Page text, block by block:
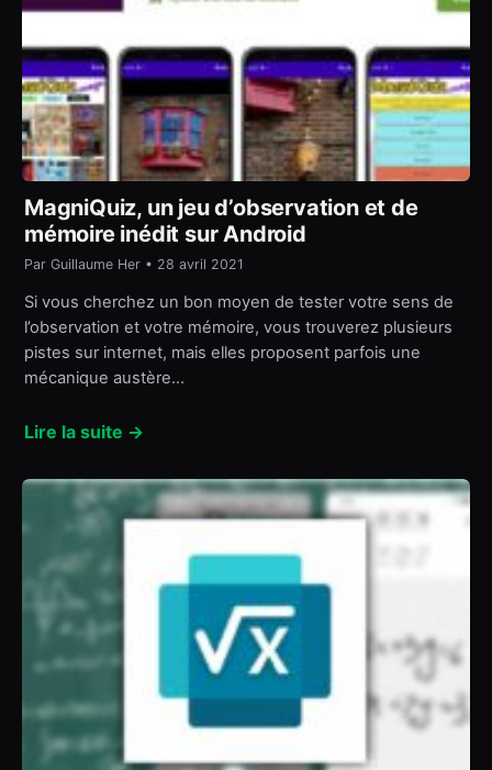
MagniQuiz, un jeu d’observation et de
mémoire inédit sur Android
Par Guillaume Her • 28 avril 2021
Si vous cherchez un bon moyen de tester votre sens de
l’observation et votre mémoire, vous trouverez plusieurs
pistes sur internet, mais elles proposent parfois une
mécanique austère…
Lire la suite →